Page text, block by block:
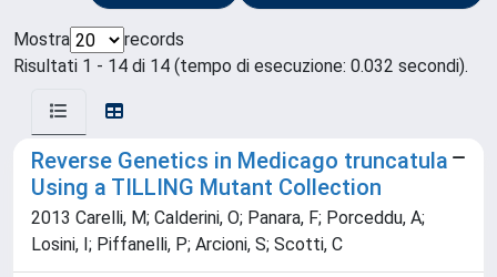
Mostra
records
Risultati 1 - 14 di 14 (tempo di esecuzione: 0.032 secondi).
Reverse Genetics in Medicago truncatula
Using a TILLING Mutant Collection
2013 Carelli, M; Calderini, O; Panara, F; Porceddu, A;
Losini, I; Piffanelli, P; Arcioni, S; Scotti, C